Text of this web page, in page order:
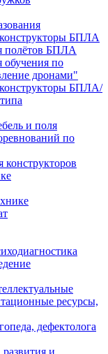
БПЛА
полётов БПЛА
обучения по
дронами"
БПЛА/
и поля
по
ресурсы,
дефектолога